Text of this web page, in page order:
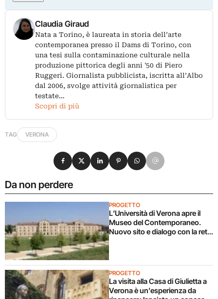
Claudia Giraud
Nata a Torino, è laureata in storia dell’arte
contemporanea presso il Dams di Torino, con
una tesi sulla contaminazione culturale nella
produzione pittorica degli anni '50 di Piero
Ruggeri. Giornalista pubblicista, iscritta all’Albo
dal 2006, svolge attività giornalistica per
testate…
Scopri di più
TAG VERONA
Da non perdere
PROGETTO
L’Università di Verona apre il
Museo del Contemporaneo.
Nuovo sito e dialogo con la rete
PROGETTO
La visita alla Casa di Giulietta a
Verona è un’esperienza da
Condividi su Facebook
Condividi su X
Condividi su LinkedIn
Condividi su Pinterest
Condividi su WhatsApp
Condividi su Email